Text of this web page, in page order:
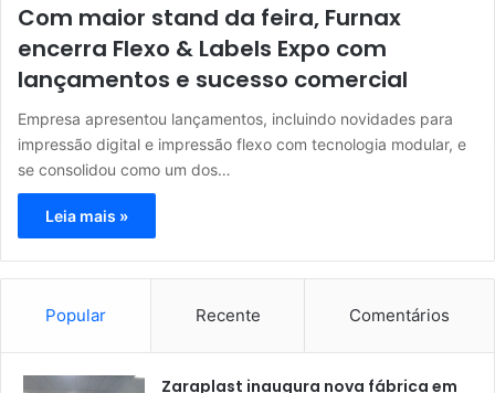
Com maior stand da feira, Furnax
encerra Flexo & Labels Expo com
lançamentos e sucesso comercial
Empresa apresentou lançamentos, incluindo novidades para
impressão digital e impressão flexo com tecnologia modular, e
se consolidou como um dos…
Leia mais »
Popular Recente Comentários
Zaraplast inaugura nova fábrica em